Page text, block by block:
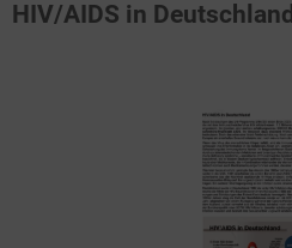
HIV/AIDS in Deutschland